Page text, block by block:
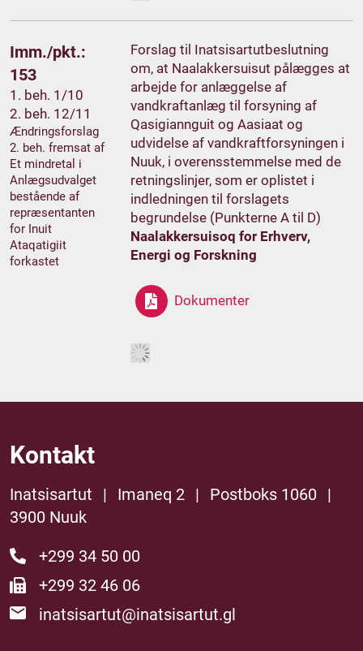
Imm./pkt.:
153
1. beh. 1/10
2. beh. 12/11
Ændringsforslag
2. beh. fremsat af
Et mindretal i
Anlægsudvalget
bestående af
repræsentanten
for Inuit
Ataqatigiit
forkastet
Forslag til Inatsisartutbeslutning
om, at Naalakkersuisut pålægges at
arbejde for anlæggelse af
vandkraftanlæg til forsyning af
Qasigiannguit og Aasiaat og
udvidelse af vandkraftforsyningen i
Nuuk, i overensstemmelse med de
retningslinjer, som er oplistet i
indledningen til forslagets
begrundelse (Punkterne A til D)
Naalakkersuisoq for Erhverv,
Energi og Forskning
Dokumenter
Kontakt
Inatsisartut | Imaneq 2 | Postboks 1060
|
3900 Nuuk
+299 34 50 00
+299 32 46 06
inatsisartut@inatsisartut.gl